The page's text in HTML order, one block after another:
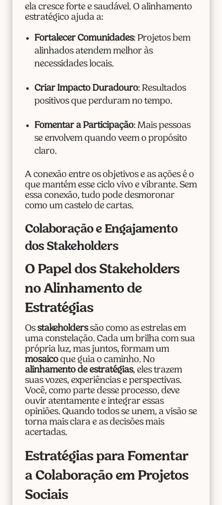
ela cresce forte e saudável. O alinhamento
estratégico ajuda a:
Fortalecer Comunidades: Projetos bem
alinhados atendem melhor às
necessidades locais.
Criar Impacto Duradouro: Resultados
positivos que perduram no tempo.
Fomentar a Participação: Mais pessoas
se envolvem quando veem o propósito
claro.
A conexão entre os objetivos e as ações é o
que mantém esse ciclo vivo e vibrante. Sem
essa conexão, tudo pode desmoronar
como um castelo de cartas.
Colaboração e Engajamento
dos Stakeholders
O Papel dos Stakeholders
no Alinhamento de
Estratégias
Osstakeholderssão como as estrelas em
uma constelação. Cada um brilha com sua
própria luz, mas juntos, formam um
mosaicoque guia o caminho. No
alinhamento de estratégias, eles trazem
suas vozes, experiências e perspectivas.
Você, como parte desse processo, deve
ouvir atentamente e integrar essas
opiniões. Quando todos se unem, a visão se
torna mais clara e as decisões mais
acertadas.
Estratégias para Fomentar
a Colaboração em Projetos
Sociais